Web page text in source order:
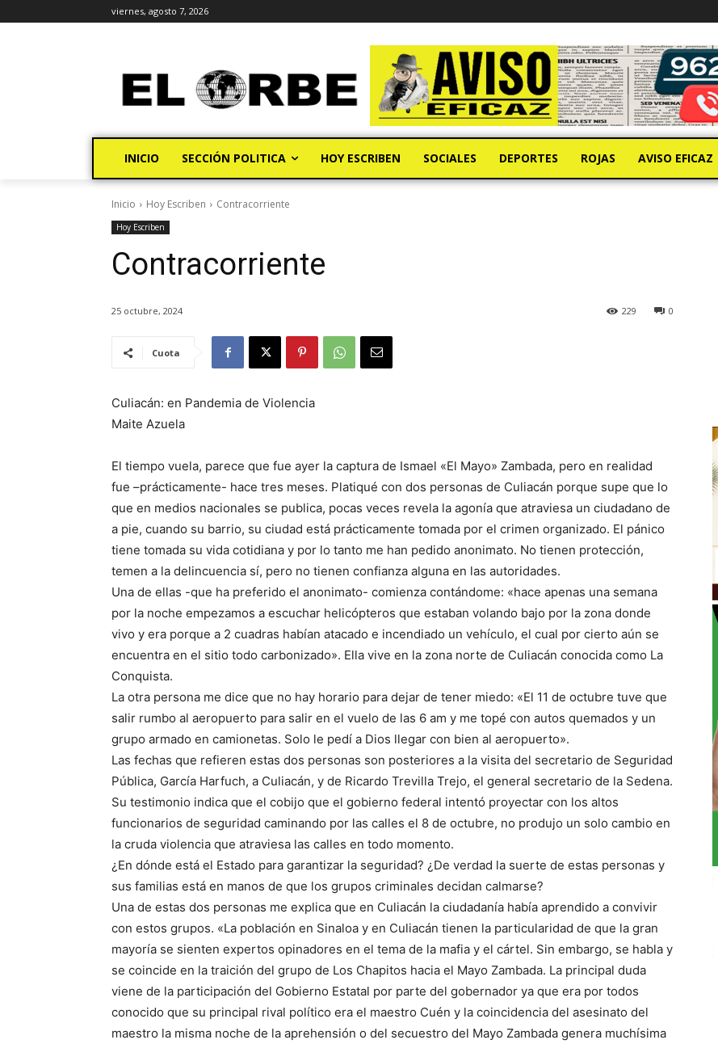
viernes, agosto 7, 2026
INICIO SECCIÓN POLITICA HOY ESCRIBEN SOCIALES DEPORTES ROJAS AVISO EFICAZ
Inicio Hoy Escriben Contracorriente
Hoy Escriben
Contracorriente
25 octubre, 2024 0
229
Cuota
Culiacán: en Pandemia de Violencia
Maite Azuela
El tiempo vuela, parece que fue ayer la captura de Ismael «El Mayo» Zambada, pero en realidad
fue –prácticamente- hace tres meses. Platiqué con dos personas de Culiacán porque supe que lo
que en medios nacionales se publica, pocas veces revela la agonía que atraviesa un ciudadano de
a pie, cuando su barrio, su ciudad está prácticamente tomada por el crimen organizado. El pánico
tiene tomada su vida cotidiana y por lo tanto me han pedido anonimato. No tienen protección,
temen a la delincuencia sí, pero no tienen confianza alguna en las autoridades.
Una de ellas -que ha preferido el anonimato- comienza contándome: «hace apenas una semana
por la noche empezamos a escuchar helicópteros que estaban volando bajo por la zona donde
vivo y era porque a 2 cuadras habían atacado e incendiado un vehículo, el cual por cierto aún se
encuentra en el sitio todo carbonizado». Ella vive en la zona norte de Culiacán conocida como La
Conquista.
La otra persona me dice que no hay horario para dejar de tener miedo: «El 11 de octubre tuve que
salir rumbo al aeropuerto para salir en el vuelo de las 6 am y me topé con autos quemados y un
grupo armado en camionetas. Solo le pedí a Dios llegar con bien al aeropuerto».
Las fechas que refieren estas dos personas son posteriores a la visita del secretario de Seguridad
Pública, García Harfuch, a Culiacán, y de Ricardo Trevilla Trejo, el general secretario de la Sedena.
Su testimonio indica que el cobijo que el gobierno federal intentó proyectar con los altos
funcionarios de seguridad caminando por las calles el 8 de octubre, no produjo un solo cambio en
la cruda violencia que atraviesa las calles en todo momento.
¿En dónde está el Estado para garantizar la seguridad? ¿De verdad la suerte de estas personas y
sus familias está en manos de que los grupos criminales decidan calmarse?
Una de estas dos personas me explica que en Culiacán la ciudadanía había aprendido a convivir
con estos grupos. «La población en Sinaloa y en Culiacán tienen la particularidad de que la gran
mayoría se sienten expertos opinadores en el tema de la mafia y el cártel. Sin embargo, se habla y
se coincide en la traición del grupo de Los Chapitos hacia el Mayo Zambada. La principal duda
viene de la participación del Gobierno Estatal por parte del gobernador ya que era por todos
conocido que su principal rival político era el maestro Cuén y la coincidencia del asesinato del
maestro la misma noche de la aprehensión o del secuestro del Mayo Zambada genera muchísima